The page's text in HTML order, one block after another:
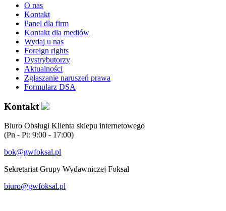
O nas
Kontakt
Panel dla firm
Kontakt dla mediów
Wydaj u nas
Foreign rights
Dystrybutorzy
Aktualności
Zgłaszanie naruszeń prawa
Formularz DSA
Kontakt
Biuro Obsługi Klienta sklepu internetowego
(Pn - Pt: 9:00 - 17:00)
bok@gwfoksal.pl
Sekretariat Grupy Wydawniczej Foksal
biuro@gwfoksal.pl